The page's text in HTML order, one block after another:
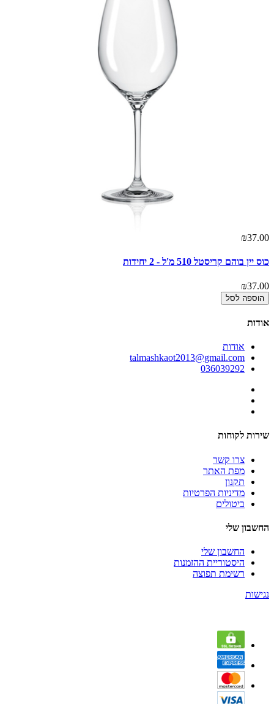
₪37.00
כוס יין בוהם קריסטל 510 מ'ל - 2 יחידות
₪37.00
הוספה לסל
אודות
אודות
talmashkaot2013@gmail.com
036039292
שירות לקוחות
צרו קשר
מפת האתר
תקנון
מדיניות הפרטיות
ביטולים
החשבון שלי
החשבון שלי
היסטוריית ההזמנות
רשימת תפוצה
נגישות